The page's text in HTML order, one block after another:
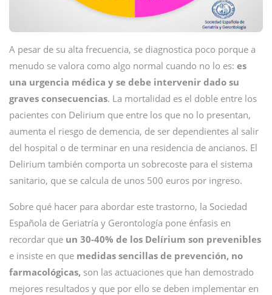
A pesar de su alta frecuencia, se diagnostica poco porque a
menudo se valora como algo normal cuando no lo es: es
una urgencia médica y se debe intervenir dado su
graves consecuencias. La mortalidad es el doble entre los
pacientes con Delirium que entre los que no lo presentan,
aumenta el riesgo de demencia, de ser dependientes al salir
del hospital o de terminar en una residencia de ancianos. El
Delirium también comporta un sobrecoste para el sistema
sanitario, que se calcula de unos 500 euros por ingreso.
Sobre qué hacer para abordar este trastorno, la Sociedad
Española de Geriatría y Gerontología pone énfasis en
recordar que un 30-40% de los Delírium son prevenibles
e insiste en que medidas sencillas de prevención, no
farmacológicas, son las actuaciones que han demostrado
mejores resultados y que por ello se deben implementar en